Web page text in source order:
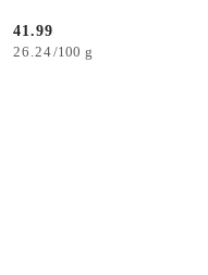
Cena:
41.99
26.24/100 g